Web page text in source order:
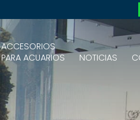
ACCESORIOS
PARA ACUARIOS
NOTICIAS